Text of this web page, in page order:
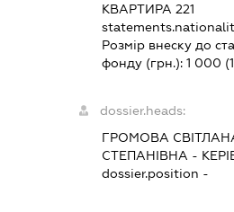
КВАРТИРА 221
Розмір внеску до
фонду (грн.):1 000
dossier.heads:
ГРОМОВА
СТЕПАНІВНА -
dossier.position -